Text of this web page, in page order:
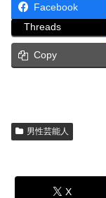
Facebook
Threads
Copy
男性芸能人
X